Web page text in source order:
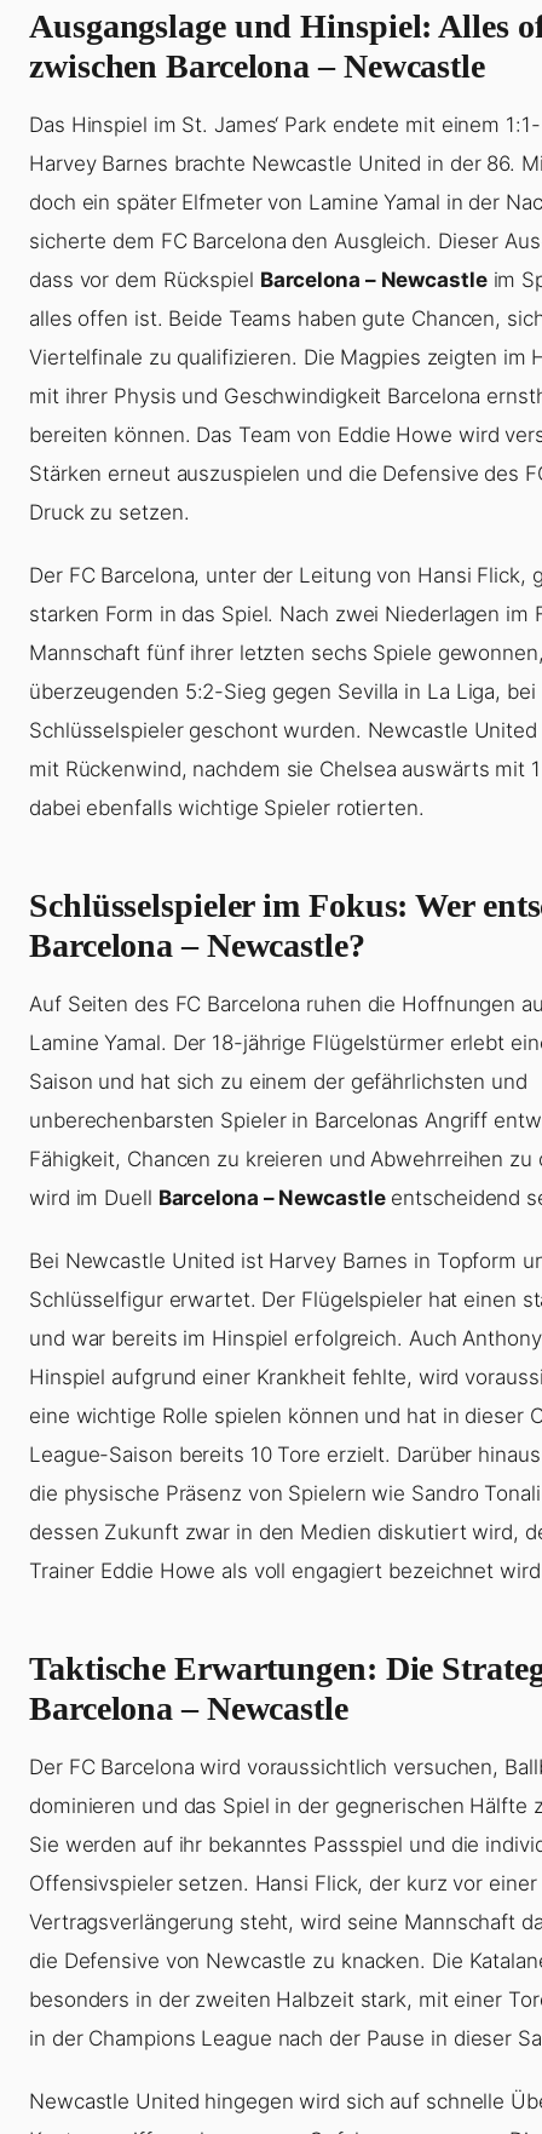
Ausgangslage und Hinspiel: Alles
zwischen Barcelona – Newcastle
Das Hinspiel im St. James‘ Park endete mit einem
Harvey Barnes brachte Newcastle United in der 86.
doch ein später Elfmeter von Lamine Yamal in der
sicherte dem FC Barcelona den Ausgleich. Dieser
dass vor dem Rückspiel Barcelona – Newcastleim
alles offen ist. Beide Teams haben gute Chancen,
Viertelfinale zu qualifizieren. Die Magpies zeigten im
mit ihrer Physis und Geschwindigkeit Barcelona
bereiten können. Das Team von Eddie Howe wird
Stärken erneut auszuspielen und die Defensive des
Druck zu setzen.
Der FC Barcelona, unter der Leitung von Hansi Flick,
starken Form in das Spiel. Nach zwei Niederlagen im
Mannschaft fünf ihrer letzten sechs Spiele
überzeugenden 5:2-Sieg gegen Sevilla in La Liga, bei
Schlüsselspieler geschont wurden. Newcastle
mit Rückenwind, nachdem sie Chelsea auswärts mit
dabei ebenfalls wichtige Spieler rotierten.
Schlüsselspieler im Fokus: Wer
Barcelona – Newcastle?
Auf Seiten des FC Barcelona ruhen die Hoffnungen
Lamine Yamal. Der 18-jährige Flügelstürmer erlebt
Saison und hat sich zu einem der gefährlichsten und
unberechenbarsten Spieler in Barcelonas Angriff
Fähigkeit, Chancen zu kreieren und Abwehrreihen zu
wird im Duell Barcelona – Newcastleentscheidend
Bei Newcastle United ist Harvey Barnes in Topform
Schlüsselfigur erwartet. Der Flügelspieler hat einen
und war bereits im Hinspiel erfolgreich. Auch
Hinspiel aufgrund einer Krankheit fehlte, wird
eine wichtige Rolle spielen können und hat in dieser
League-Saison bereits 10 Tore erzielt. Darüber
die physische Präsenz von Spielern wie Sandro
dessen Zukunft zwar in den Medien diskutiert wird,
Trainer Eddie Howe als voll engagiert bezeichnet
Taktische Erwartungen: Die
Barcelona – Newcastle
Der FC Barcelona wird voraussichtlich versuchen,
dominieren und das Spiel in der gegnerischen Hälfte
Sie werden auf ihr bekanntes Passspiel und die
Offensivspieler setzen. Hansi Flick, der kurz vor einer
Vertragsverlängerung steht, wird seine Mannschaft
die Defensive von Newcastle zu knacken. Die
besonders in der zweiten Halbzeit stark, mit einer
in der Champions League nach der Pause in dieser
Newcastle United hingegen wird sich auf schnelle